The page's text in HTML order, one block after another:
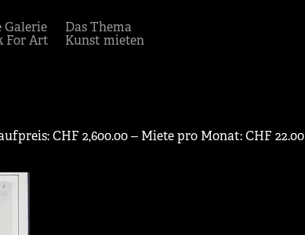
Galerie
For Art
Das Thema
Kunst mieten
CHF 2,600.00 ‒ Miete pro Monat: CHF 22.00